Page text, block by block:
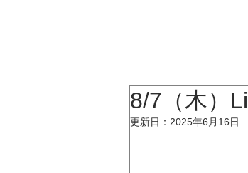
8/7（木）
更新日： 2025年6月16日